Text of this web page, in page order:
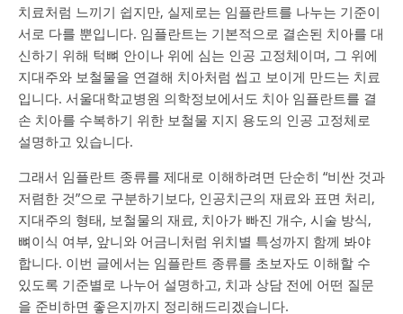
치료처럼 느끼기 쉽지만, 실제로는 임플란트를 나누는 기준이
서로 다를 뿐입니다. 임플란트는 기본적으로 결손된 치아를 대
신하기 위해 턱뼈 안이나 위에 심는 인공 고정체이며, 그 위에
지대주와 보철물을 연결해 치아처럼 씹고 보이게 만드는 치료
입니다. 서울대학교병원 의학정보에서도 치아 임플란트를 결
손 치아를 수복하기 위한 보철물 지지 용도의 인공 고정체로
설명하고 있습니다.
그래서 임플란트 종류를 제대로 이해하려면 단순히 “비싼 것과
저렴한 것”으로 구분하기보다, 인공치근의 재료와 표면 처리,
지대주의 형태, 보철물의 재료, 치아가 빠진 개수, 시술 방식,
뼈이식 여부, 앞니와 어금니처럼 위치별 특성까지 함께 봐야
합니다. 이번 글에서는 임플란트 종류를 초보자도 이해할 수
있도록 기준별로 나누어 설명하고, 치과 상담 전에 어떤 질문
을 준비하면 좋은지까지 정리해드리겠습니다.